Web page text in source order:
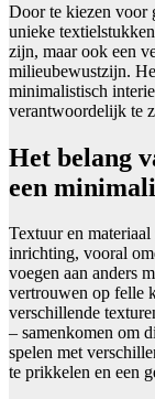
Door te kiezen voor
unieke
zijn, maar ook een
milieubewustzijn.
minimalistisch
verantwoordelijk te
Het belang
een
Textuur en
inrichting, vooral
voegen aan anders
vertrouwen op felle
verschillende
– samenkomen om
spelen met
te prikkelen en een